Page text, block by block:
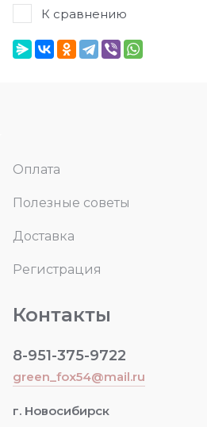
К сравнению
Оплата
Полезные советы
Доставка
Регистрация
Контакты
8-951-375-9722
green_fox54@mail.ru
г. Новосибирск